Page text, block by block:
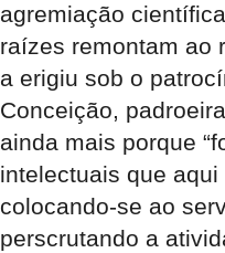
agremiação
raízes remontam ao
a erigiu sob o
Conceição,
ainda mais porque
intelectuais que
colocando-se ao
perscrutando a